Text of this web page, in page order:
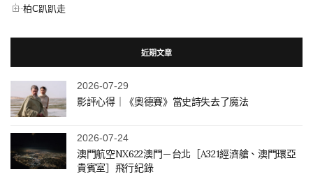
柏C趴趴走
近期文章
2026-07-29
影評心得｜《奧德賽》當史詩失去了魔法
2026-07-24
澳門航空NX622澳門－台北［A321經濟艙、澳門環亞
貴賓室］飛行紀錄